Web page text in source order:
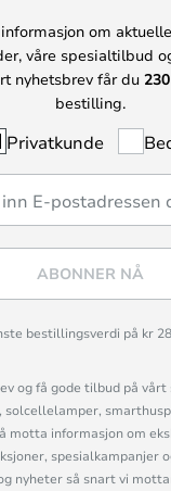
om
våre spesialtilbud
nyhetsbrev får du
bestilling.
Privatkunde
ABONNER NÅ
bestillingsverdi på kr
og få gode tilbud på
motta informasjon om
spesialkampanjer
nyheter så snart vi